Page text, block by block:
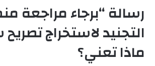
رسالة “برجاء مراجعة
التجنيد لاستخراج
ماذا تعني؟